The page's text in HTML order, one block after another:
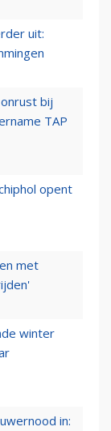
uit:
bij
TAP
opent
met
winter
in: